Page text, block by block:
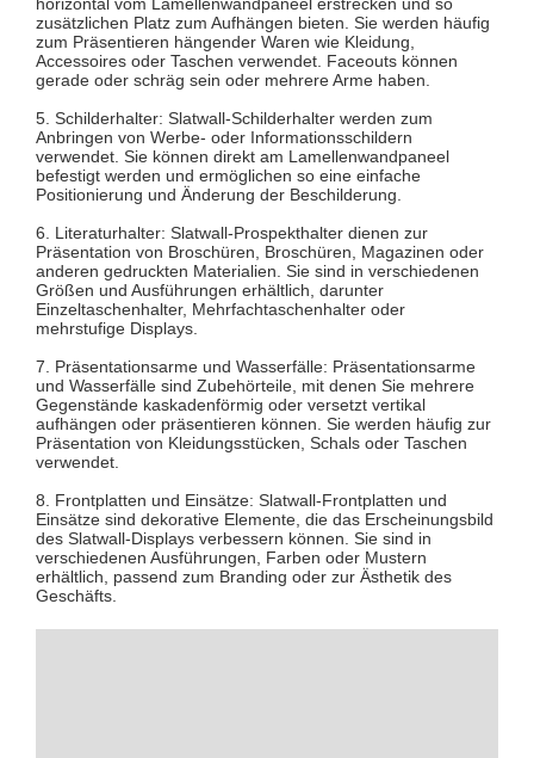
zusätzlichen Platz zum Aufhängen bieten. Sie werden häufig
zum Präsentieren hängender Waren wie Kleidung,
Accessoires oder Taschen verwendet. Faceouts können
gerade oder schräg sein oder mehrere Arme haben.
5. Schilderhalter: Slatwall-Schilderhalter werden zum
Anbringen von Werbe- oder Informationsschildern
verwendet. Sie können direkt am Lamellenwandpaneel
befestigt werden und ermöglichen so eine einfache
Positionierung und Änderung der Beschilderung.
6. Literaturhalter: Slatwall-Prospekthalter dienen zur
Präsentation von Broschüren, Broschüren, Magazinen oder
anderen gedruckten Materialien. Sie sind in verschiedenen
Größen und Ausführungen erhältlich, darunter
Einzeltaschenhalter, Mehrfachtaschenhalter oder
mehrstufige Displays.
7. Präsentationsarme und Wasserfälle: Präsentationsarme
und Wasserfälle sind Zubehörteile, mit denen Sie mehrere
Gegenstände kaskadenförmig oder versetzt vertikal
aufhängen oder präsentieren können. Sie werden häufig zur
Präsentation von Kleidungsstücken, Schals oder Taschen
verwendet.
8. Frontplatten und Einsätze: Slatwall-Frontplatten und
Einsätze sind dekorative Elemente, die das Erscheinungsbild
des Slatwall-Displays verbessern können. Sie sind in
verschiedenen Ausführungen, Farben oder Mustern
erhältlich, passend zum Branding oder zur Ästhetik des
Geschäfts.